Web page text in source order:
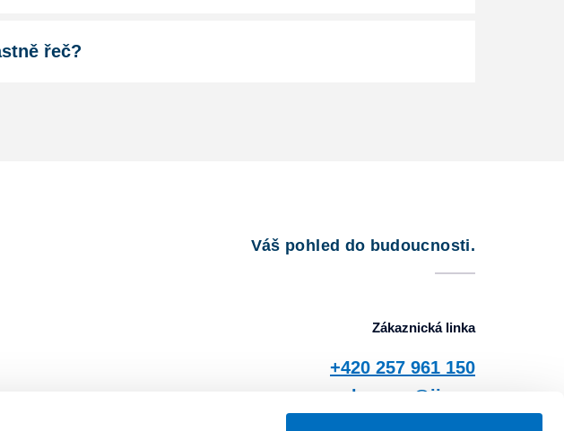
řeč?
Váš pohled do budoucnosti.
Zákaznická linka
+420 257 961 150
zbuzany@jis.cz